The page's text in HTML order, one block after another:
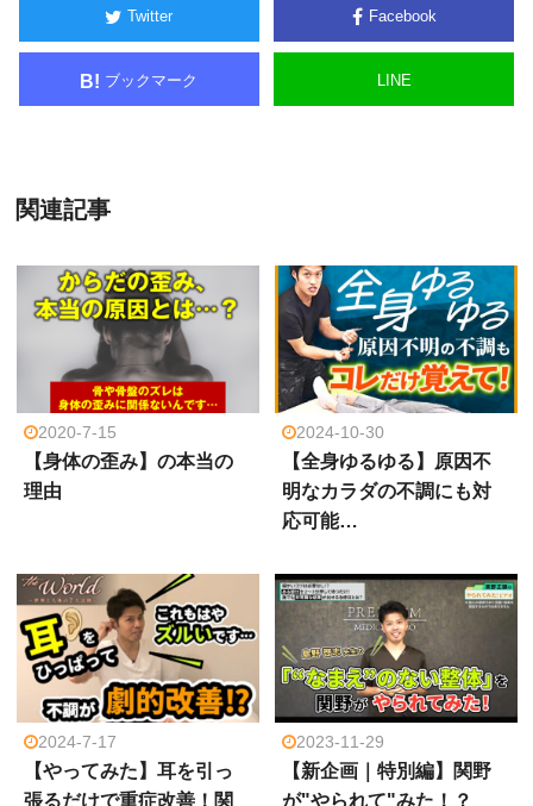
Twitter Facebook
B! ブックマーク LINE
関連記事
2020-7-15
【身体の歪み】の本当の
理由
2024-10-30
【全身ゆるゆる】原因不
明なカラダの不調にも対
応可能…
2024-7-17
【やってみた】耳を引っ
張るだけで重症改善！関
2023-11-29
【新企画｜特別編】関野
が"やられて"みた！？